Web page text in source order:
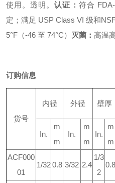
使用。透明。认证： 符合
定；满足 USP Class VI 级和NSF
5°F（-46 至 74°C）
灭菌： 高温
订购信息
货号
内径 外径 壁厚
In.
m
m
In.
m
m
In.
m
m
ACF000
01
1/32 0.8 3/32 2.4
1/3
2
0.8